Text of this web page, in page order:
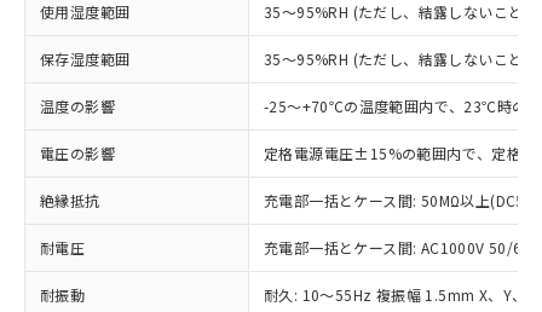
使用湿度範囲 35～95%RH (ただし、結露しないこと)
保存湿度範囲 35～95%RH (ただし、結露しないこと)
温度の影響 -25～+70℃の温度範囲内で、23℃時の
電圧の影響 定格電源電圧±15%の範囲内で、定格
絶縁抵抗 充電部一括とケース間: 50MΩ以上
耐電圧 充電部一括とケース間: AC1000V 50/
耐振動 耐久: 10～55Hz 複振幅 1.5mm X、Y、Z
以下の条件をお読みいただき、同意のうえ
ご利用ください。
本サービスは、当社制御機器事業取扱
商品の当社在庫状況および標準価格
(税抜)を提供させていただくもので
当社制御機器事業取扱商品の中には、
本サービスの対象外となる商品もある
在庫状況および標準価格照会結果は、
対応予定なし：EU RoHS指令（10物質）の
非含有に非対応の商品で、対応品を出す予
定はありません。
調査・確認中：EU RoHS指令（10物質）の
非含有の対応状況を調査中または確認中の
商品です。
非該当品：ライセンス料など無形物で、有
害物質有無と関係のない商品です。
仕入先様の事情により、非含有部品として
いたものが、含有品と判明した場合などや
むを得ず変更することがあります。
※1 中国RoHS○×表
「○」：最大均質材料含有率が中国RoHSの
基準値以下であることを示します。
「×」：最大均質材料含有率が中国RoHSの
基準値を超えていることを示します。
「－」：未確認です。当社販売部門へお問
当社は、これら貴社製品のうち、外国